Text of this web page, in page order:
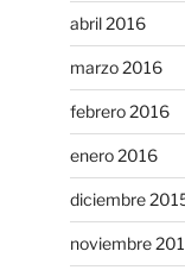
abril 2016
marzo 2016
febrero 2016
enero 2016
diciembre
noviembre